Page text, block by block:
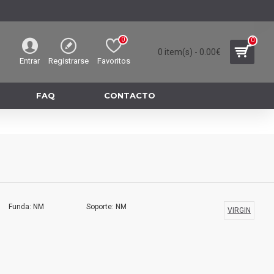
Entrar Registrarse Favoritos
0
0 item(s) - 0.00€
0
FAQ CONTACTO
Funda: NM Soporte: NM VIRGIN